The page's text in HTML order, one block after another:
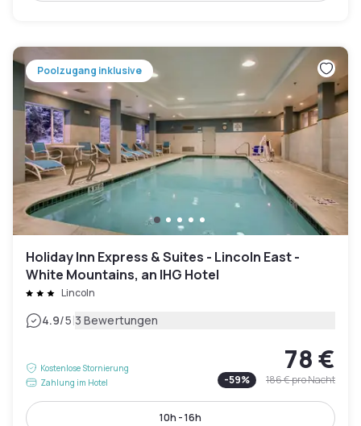
Poolzugang inklusive
Holiday Inn Express & Suites - Lincoln East -
White Mountains, an IHG Hotel
Lincoln
4.9/5|3 Bewertungen
Kostenlose Stornierung
Zahlung im Hotel
78 €
-59% 186 €pro Nacht
10h - 16h